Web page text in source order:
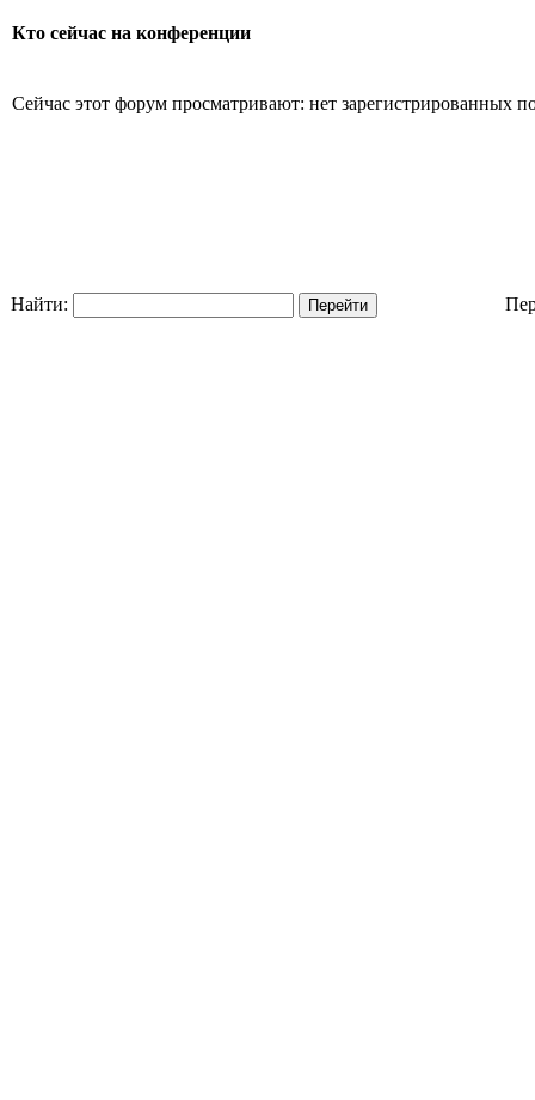
Кто сейчас на конференции
Сейчас этот форум просматривают: нет зарегистрированных
Найти: